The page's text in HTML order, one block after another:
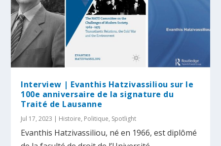
Interview | Evanthis Hatzivassiliou sur le
100e anniversaire de la signature du
Traité de Lausanne
Jul 17, 2023 | Histoire, Politique, Spotlight
Evanthis Hatzivassiliou, né en 1966, est diplômé